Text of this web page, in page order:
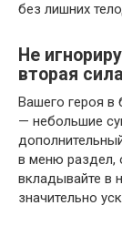
без лишних
Не
вторая сила
Вашего героя
— небольшие
в меню раздел,
вкладывайте в
значительно